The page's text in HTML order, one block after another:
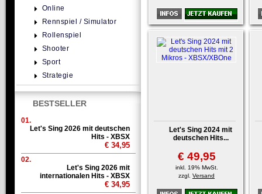
Let's Sing 2024 mit
deutschen Hits...
€ 49,95
inkl. 19% MwSt.
zzgl. Versand
Online
Rennspiel / Simulator
Rollenspiel
Shooter
Sport
Strategie
BESTSELLER
01.
Let's Sing 2026 mit deutschen
Hits - XBSX
€ 34,95
02.
Let's Sing 2026 mit
internationalen Hits - XBSX
€ 34,95